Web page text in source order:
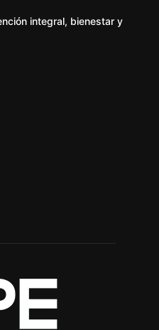
integral, bienestar y